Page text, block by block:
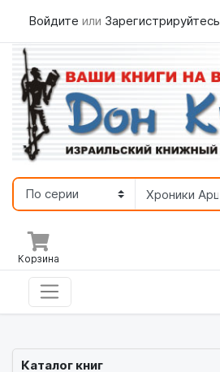
Войдите или Зарегистрируйтесь
Корзина
Каталог книг